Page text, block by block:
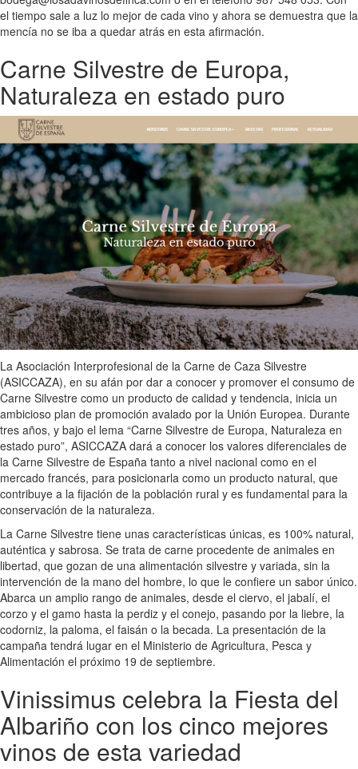
el tiempo sale a luz lo mejor de cada vino y ahora se demuestra que la
mencía no se iba a quedar atrás en esta afirmación.
Carne Silvestre de Europa,
Naturaleza en estado puro
La Asociación Interprofesional de la Carne de Caza Silvestre
(ASICCAZA), en su afán por dar a conocer y promover el consumo de
Carne Silvestre como un producto de calidad y tendencia, inicia un
ambicioso plan de promoción avalado por la Unión Europea. Durante
tres años, y bajo el lema “Carne Silvestre de Europa, Naturaleza en
estado puro”, ASICCAZA dará a conocer los valores diferenciales de
la Carne Silvestre de España tanto a nivel nacional como en el
mercado francés, para posicionarla como un producto natural, que
contribuye a la fijación de la población rural y es fundamental para la
conservación de la naturaleza.
La Carne Silvestre tiene unas características únicas, es 100% natural,
auténtica y sabrosa. Se trata de carne procedente de animales en
libertad, que gozan de una alimentación silvestre y variada, sin la
intervención de la mano del hombre, lo que le confiere un sabor único.
Abarca un amplio rango de animales, desde el ciervo, el jabalí, el
corzo y el gamo hasta la perdiz y el conejo, pasando por la liebre, la
codorniz, la paloma, el faisán o la becada. La presentación de la
campaña tendrá lugar en el Ministerio de Agricultura, Pesca y
Alimentación el próximo 19 de septiembre.
Vinissimus celebra la Fiesta del
Albariño con los cinco mejores
vinos de esta variedad